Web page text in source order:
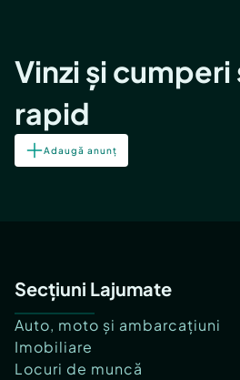
Vinzi și cumperi
rapid
Adaugă anunț
Secțiuni Lajumate
Auto, moto și ambarcațiuni
Imobiliare
Locuri de muncă